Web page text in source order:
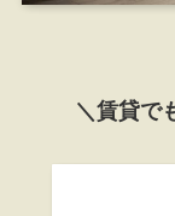
＼賃貸で